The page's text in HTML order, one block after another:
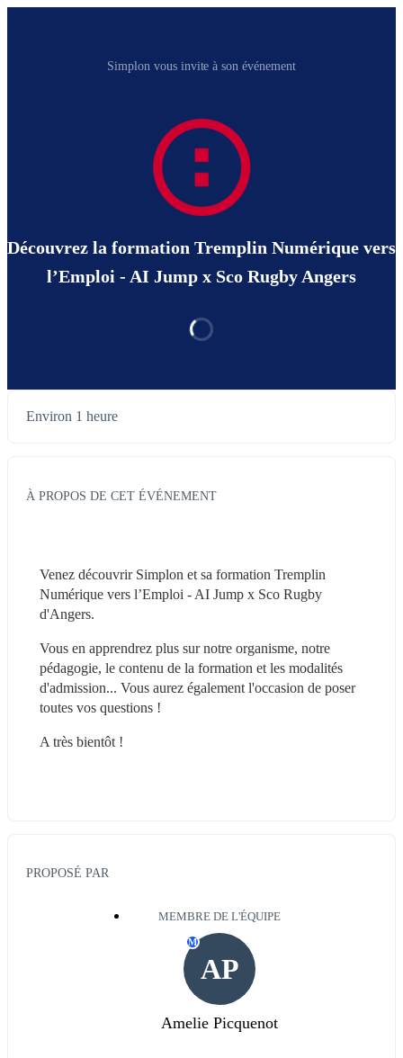
Simplon vous invite à son événement
Découvrez la formation Tremplin Numérique vers
l’Emploi - AI Jump x Sco Rugby Angers
Environ 1 heure
À PROPOS DE CET ÉVÉNEMENT
Venez découvrir Simplon et sa formation Tremplin
Numérique vers l’Emploi - AI Jump x Sco Rugby
d'Angers.
Vous en apprendrez plus sur notre organisme, notre
pédagogie, le contenu de la formation et les modalités
d'admission... Vous aurez également l'occasion de poser
toutes vos questions !
A très bientôt !
PROPOSÉ PAR
MEMBRE DE L'ÉQUIPE
AP
M
Amelie Picquenot